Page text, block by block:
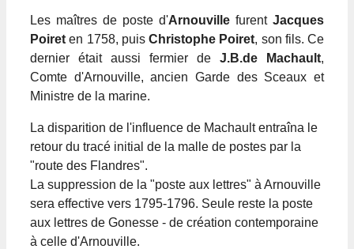
Les maîtres de poste d'Arnouville furent Jacques
Poiret en 1758, puis Christophe Poiret, son fils. Ce
dernier était aussi fermier de J.B.de Machault,
Comte d'Arnouville, ancien Garde des Sceaux et
Ministre de la marine.
La disparition de l'influence de Machault entraîna le
retour du tracé initial de la malle de postes par la
"route des Flandres".
La suppression de la "poste aux lettres" à Arnouville
sera effective vers 1795-1796. Seule reste la poste
aux lettres de Gonesse - de création contemporaine
à celle d'Arnouville.